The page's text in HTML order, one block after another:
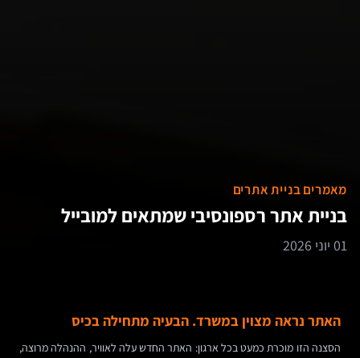
מאמרים בניית אתרים
בניית אתר רספונסיבי שמתאים למובייל
01 יוני 2026
האתר נראה מצוין במשרד. הבעיה מתחילה בכיס
הסצנה הזו מוכרת כמעט בכל ארגון: האתר החדש עלה לאוויר, ההנהלה מרוצה,